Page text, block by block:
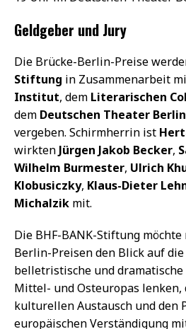
Geldgeber und Jury
Die Brücke-Berlin-Preise
Stiftung in Zusammenarbeit
Institut, dem Literarischen
dem Deutschen Theater Berlin
vergeben. Schirmherrin ist
wirkten Jürgen Jakob Becker,
Wilhelm Burmester, Ulrich
Klobusiczky, Klaus-Dieter
Michalzik mit.
Die BHF-BANK-Stiftung
Berlin-Preisen den Blick auf
belletristische und
Mittel- und Osteuropas lenken,
kulturellen Austausch und den
europäischen Verständigung